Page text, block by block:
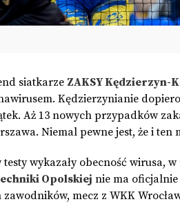
siatkarze ZAKSY Kędzierzyn-
Kędzierzynianie
Aż 13 nowych przypadków
Niemal pewne jest, że i ten
wykazały obecność wirusa,
Opolskiej nie ma
mecz z WKK